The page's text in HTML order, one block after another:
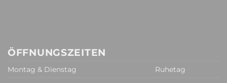
ÖFFNUNGSZEITEN
Montag & Dienstag
Ruhetag